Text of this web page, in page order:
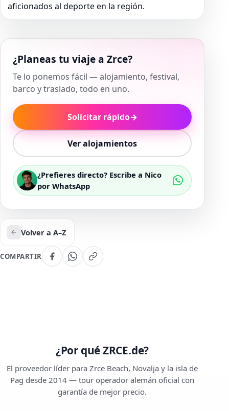
aficionados al deporte en la región.
¿Planeas tu viaje a Zrce?
Te lo ponemos fácil — alojamiento, festival,
barco y traslado, todo en uno.
Solicitar rápido→
Ver alojamientos
¿Prefieres directo? Escribe a Nico
por WhatsApp
Volver a A–Z
COMPARTIR
¿Por qué ZRCE.de?
El proveedor líder para Zrce Beach, Novalja y la isla de
Pag desde 2014 — tour operador alemán oficial con
garantía de mejor precio.